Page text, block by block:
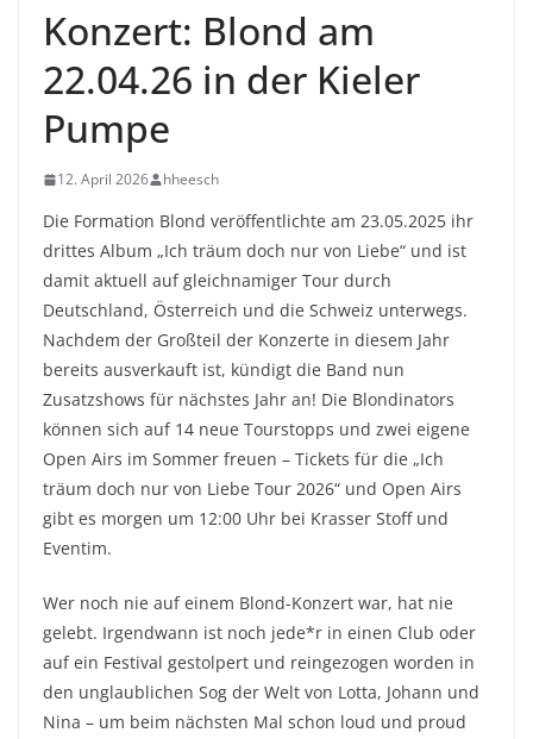
Konzert: Blond am
22.04.26 in der Kieler
Pumpe
12. April 2026 hheesch
Die Formation Blond veröffentlichte am 23.05.2025 ihr
drittes Album „Ich träum doch nur von Liebe“ und ist
damit aktuell auf gleichnamiger Tour durch
Deutschland, Österreich und die Schweiz unterwegs.
Nachdem der Großteil der Konzerte in diesem Jahr
bereits ausverkauft ist, kündigt die Band nun
Zusatzshows für nächstes Jahr an! Die Blondinators
können sich auf 14 neue Tourstopps und zwei eigene
Open Airs im Sommer freuen – Tickets für die „Ich
träum doch nur von Liebe Tour 2026“ und Open Airs
gibt es morgen um 12:00 Uhr bei Krasser Stoff und
Eventim.
Wer noch nie auf einem Blond-Konzert war, hat nie
gelebt. Irgendwann ist noch jede*r in einen Club oder
auf ein Festival gestolpert und reingezogen worden in
den unglaublichen Sog der Welt von Lotta, Johann und
Nina – um beim nächsten Mal schon loud und proud